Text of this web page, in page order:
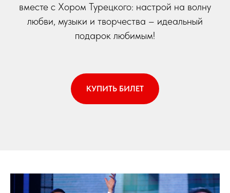
вместе с Хором Турецкого: настрой на волну
любви, музыки и творчества – идеальный
подарок любимым!
КУПИТЬ БИЛЕТ